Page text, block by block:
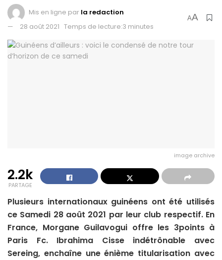
Mis en ligne par la redaction
28 août 2021 Temps de lecture:3 minutes
AA
image archive
2.2k
PARTAGE
Plusieurs internationaux guinéens ont été utilisés
ce Samedi 28 août 2021 par leur club respectif. En
France, Morgane Guilavogui offre les 3points à
Paris Fc. Ibrahima Cisse indétrônable avec
Sereing, enchaîne une énième titularisation avec